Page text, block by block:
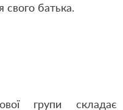
свого батька.
групи складає